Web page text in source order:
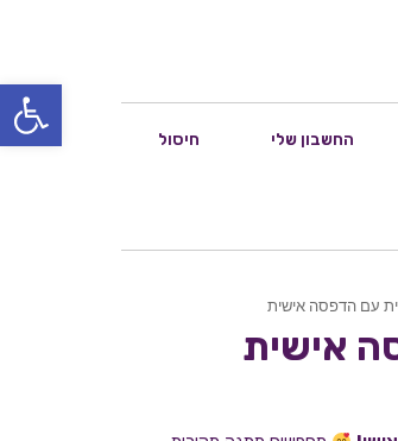
פתח
החשבון שלי חיסול
עם הדפסה אישית
אישית